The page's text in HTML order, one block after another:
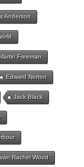
Anderson
Martin Freeman
Edward Norton
Jack Black
Rachel Wood